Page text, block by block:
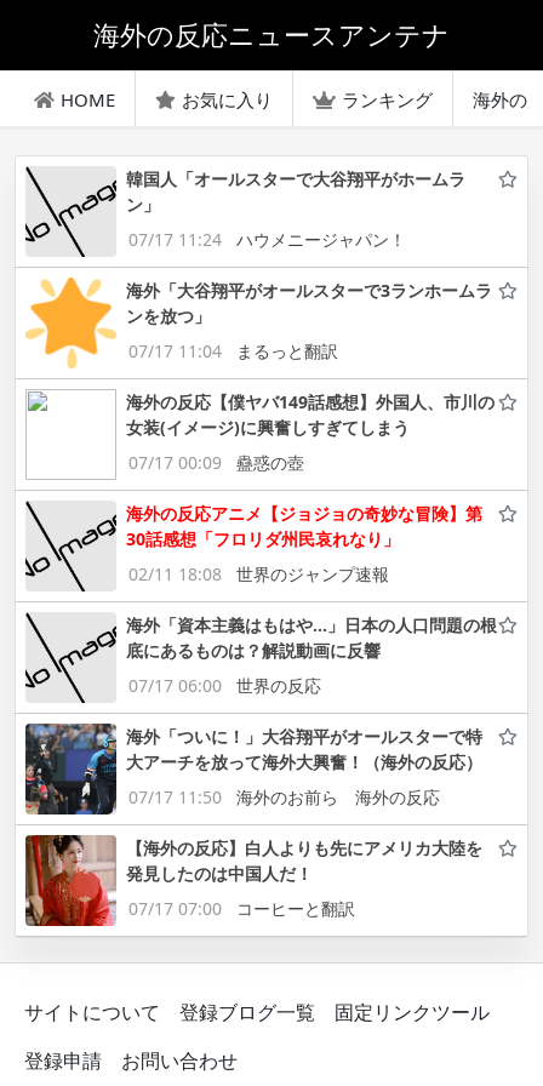
海外の反応ニュースアンテナ
HOME お気に入り ランキング 海外の
韓国人「オールスターで大谷翔平がホームラ
ン」
07/17 11:24
ハウメニージャパン！
海外「大谷翔平がオールスターで3ランホームラ
ンを放つ」
07/17 11:04
まるっと翻訳
海外の反応【僕ヤバ149話感想】外国人、市川の
女装(イメージ)に興奮しすぎてしまう
07/17 00:09
蠱惑の壺
海外の反応アニメ【ジョジョの奇妙な冒険】第
30話感想「フロリダ州民哀れなり」
02/11 18:08
世界のジャンプ速報
海外「資本主義はもはや…」日本の人口問題の根
底にあるものは？解説動画に反響
07/17 06:00
世界の反応
海外「ついに！」大谷翔平がオールスターで特
大アーチを放って海外大興奮！（海外の反応）
07/17 11:50
海外のお前ら 海外の反応
【海外の反応】白人よりも先にアメリカ大陸を
発見したのは中国人だ！
07/17 07:00
コーヒーと翻訳
サイトについて 登録ブログ一覧
固定リンクツール
登録申請
お問い合わせ